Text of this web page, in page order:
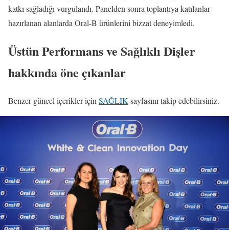
katkı sağladığı vurgulandı. Panelden sonra toplantıya katılanlar
hazırlanan alanlarda Oral-B ürünlerini bizzat deneyimledi.
Üstün Performans ve Sağlıklı Dişler
hakkında öne çıkanlar
Benzer güncel içerikler için SAĞLIK sayfasını takip edebilirsiniz.